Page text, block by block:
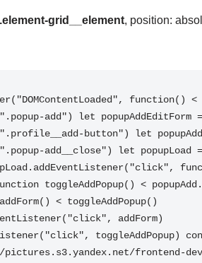
.element-grid__element, position:
function()
add") let popupAddEditForm =
button") let
add__close") let popupLoad
toggleAddPopup() <
< toggleAddPopup()
addForm)
toggleAddPopup)
frontend-